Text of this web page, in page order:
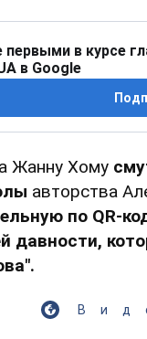
первыми в курсе
в Google
Жанну Хому
авторства
по QR-
давности,